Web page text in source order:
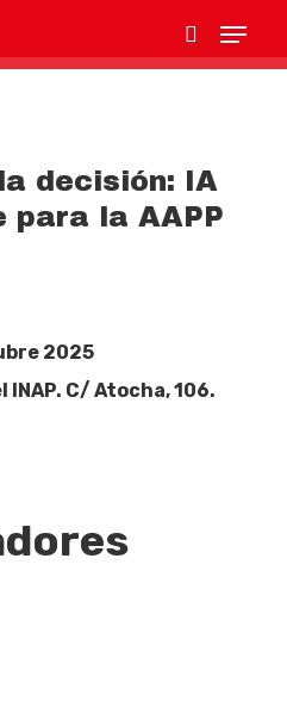
decisión: IA
para la AAPP
2025
INAP. C/ Atocha, 106.